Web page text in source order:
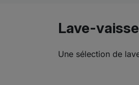
Lave-
Une sélection de